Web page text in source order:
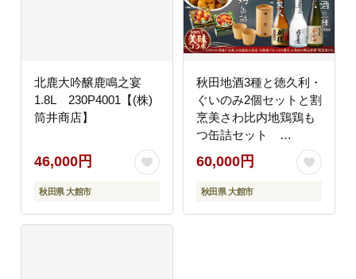
北鹿大吟醸鹿鳴之宴
1.8L 230P4001【(株)
筒井商店】
46,000円
秋田県 大館市
秋田地酒3種と徳久利・
ぐいのみ2個セットと割
烹美さわ比内地鶏鶏も
つ缶詰セット
300P4001【(株)筒井商
店】
60,000円
秋田県 大館市